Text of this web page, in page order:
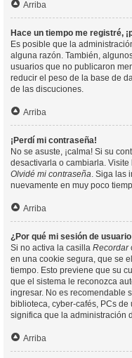
Arriba
Hace un tiempo me registré,
Es posible que la
alguna razón. También,
usuarios que no publicaron
reducir el peso de la base de
de las discuciones.
Arriba
¡Perdí mi contraseña!
No se asuste, ¡calma! Si su
desactivarla o cambiarla.
Olvidé mi contraseña. Siga las
nuevamente en muy poco
Arriba
¿Por qué mi sesión de
Si no activa la casilla Recordar
en una cookie segura, que se
tiempo. Esto previene que su
que el sistema le reconozca
ingresar. No es recomendable
biblioteca, cyber-cafés, PCs
significa que la administración
Arriba